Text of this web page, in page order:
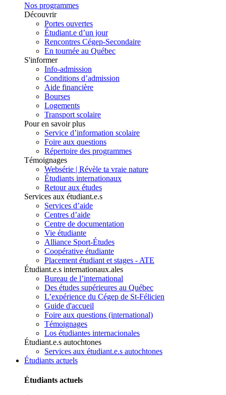
Nos programmes
Découvrir
Portes ouvertes
Étudiant.e d’un jour
Rencontres Cégep-Secondaire
En tournée au Québec
S'informer
Info-admission
Conditions d’admission
Aide financière
Bourses
Logements
Transport scolaire
Pour en savoir plus
Service d’information scolaire
Foire aux questions
Répertoire des programmes
Témoignages
Websérie | Révèle ta vraie nature
Étudiants internationaux
Retour aux études
Services aux étudiant.e.s
Services d’aide
Centres d’aide
Centre de documentation
Vie étudiante
Alliance Sport-Études
Coopérative étudiante
Placement étudiant et stages - ATE
Étudiant.e.s internationaux.ales
Bureau de l’international
Des études supérieures au Québec
L’expérience du Cégep de St-Félicien
Guide d'accueil
Foire aux questions (international)
Témoignages
Los étudiantes internacionales
Étudiant.e.s autochtones
Services aux étudiant.e.s autochtones
Étudiants actuels
Étudiants actuels